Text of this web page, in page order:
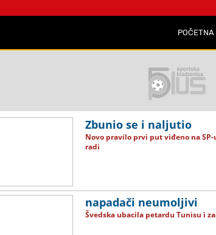
POČETNA
Zbunio se i naljutio
Novo pravilo prvi put viđeno na
radi
napadači neumoljivi
Švedska ubacila petardu Tunisu i